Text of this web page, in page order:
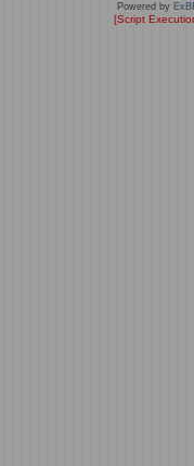
Powered by
[Script